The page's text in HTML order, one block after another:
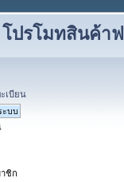
ปรโมทสินค้า
เบียน
ชิก